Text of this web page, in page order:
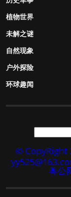
植物世界
未解之谜
自然现象
户外探险
环球趣闻
© CopyRight
粤公